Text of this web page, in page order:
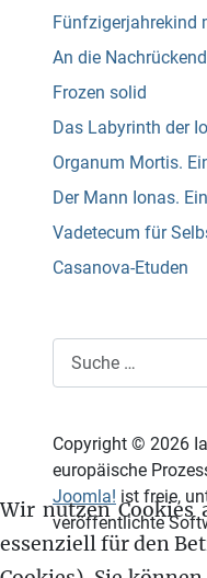
Fünfzigerjahrekind
An die
Frozen solid
Das Labyrinth der
Organum Mortis.
Der Mann Ionas.
Vadetecum für
Casanova-Etuden
Copyright © 2026
europäische
Joomla! ist freie,
veröffentlichte
Wir nutzen Cookies
essenziell für den